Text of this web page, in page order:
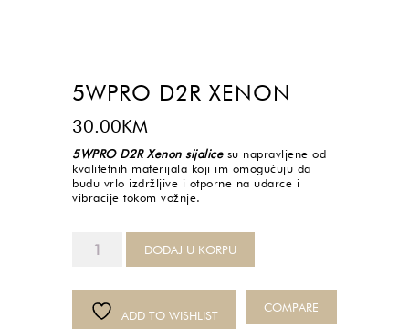
5WPRO D2R XENON
30.00KM
5WPRO D2R Xenon sijalicesu napravljene od
kvalitetnih materijala koji im omogućuju da
budu vrlo izdržljive i otporne na udarce i
vibracije tokom vožnje.
5WPRO
XENON
količina
DODAJ U KORPU
ADD TO WISHLIST
COMPARE